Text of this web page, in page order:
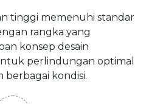
tinggi memenuhi standar
rangka yang
konsep desain
perlindungan optimal
kondisi.